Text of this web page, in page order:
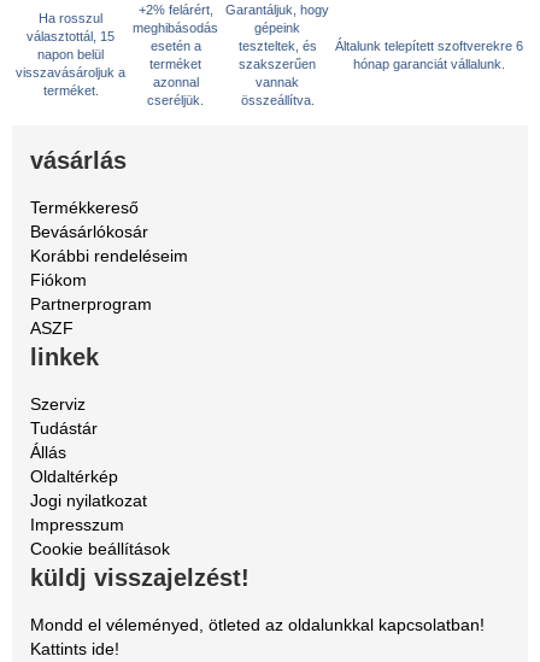
Ha rosszul
választottál, 15
napon belül
visszavásároljuk a
terméket.
+2% felárért,
meghibásodás
esetén a
terméket
azonnal
cseréljük.
Garantáljuk, hogy
gépeink
teszteltek, és
szakszerűen
vannak
összeállítva.
Általunk telepített szoftverekre 6
hónap garanciát vállalunk.
vásárlás
Termékkereső
Bevásárlókosár
Korábbi rendeléseim
Fiókom
Partnerprogram
ASZF
linkek
Szerviz
Tudástár
Állás
Oldaltérkép
Jogi nyilatkozat
Impresszum
Cookie beállítások
küldj visszajelzést!
Mondd el véleményed, ötleted az oldalunkkal kapcsolatban!
Kattints ide!